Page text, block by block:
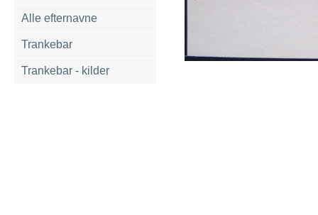
Alle efternavne
Trankebar
Trankebar - kilder